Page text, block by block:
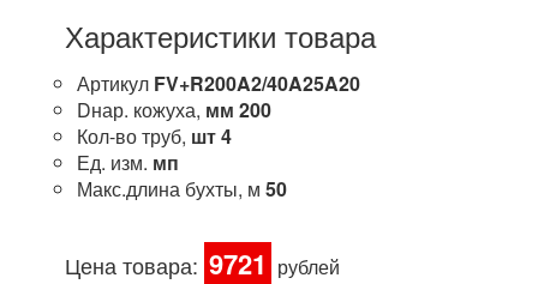
Характеристики товара
Артикул FV+R200A2/40A25A20
Dнар. кожуха, мм 200
Кол-во труб, шт4
Ед. изм. мп
Макс.длина бухты, м 50
Цена товара: 9721 рублей